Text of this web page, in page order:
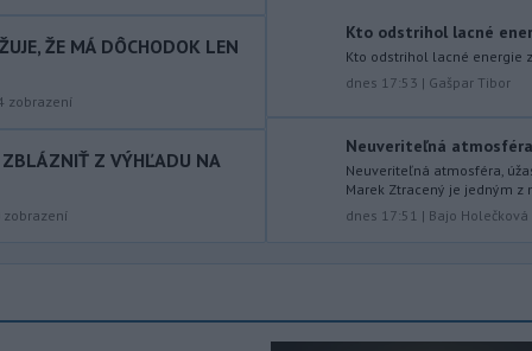
zasiahol celkovo desať stavieb,
vyhlásila samospráva mimoriadnu
V Bratislave sa aktuálne
tvoria kolóny vozidiel v každom
k festivalu Lovestream.
Usmerňované sú bratislavskou
skúšobného ústavu (VTSÚ) Záhorie
ŽE MÁ DÔCHODOK LEN
zobrazení
ZBLÁZNIŤ Z VÝHĽADU NA
zobrazení
Kto odstrihol lacné
Kto odstrihol lacné energie
dnes 17:53 | Gašpar Tibor
Neuveriteľná
Neuveriteľná atmosféra,
Marek Ztracený je jedným
dnes 17:51 | Bajo Holečková